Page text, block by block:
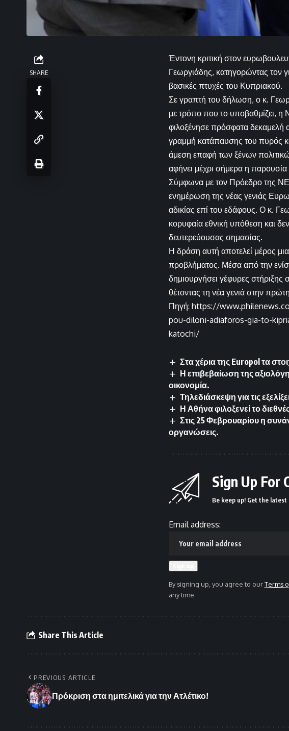
SHARE
Έντονη κριτική στον
Γεωργιάδης, κατηγορώντας τον
βασικές πτυχές του Κυπριακού.
Σε γραπτή του δήλωση, ο κ.
με τρόπο που το υποβαθμίζει,
φιλοξένησε πρόσφατα δεκαμελή
γραμμή κατάπαυσης του πυρός
άμεση επαφή των ξένων
αφήνει μέχρι σήμερα η
Σύμφωνα με τον Πρόεδρο της
ενημέρωση της νέας γενιάς
αδικίας επί του εδάφους. Ο κ.
κορυφαία εθνική υπόθεση και
δευτερεύουσας σημασίας.
Η δράση αυτή αποτελεί μέρος
προβλήματος. Μέσα από την
δημιουργήσει γέφυρες στήριξης
θέτοντας τη νέα γενιά στην
Πηγή: https://
pou-diloni-adiaforos-gia-to-
katochi/
Στα χέρια της Europol τα
Η επιβεβαίωση της
οικονομία.
Τηλεδιάσκεψη για τις
Η Αθήνα φιλοξενεί το
Στις 25 Φεβρουαρίου η
οργανώσεις.
Sign Up For
Be keep up! Get the
Email address:
By signing up, you agree to ourTerms
any time.
Share This Article
PREVIOUS ARTICLE
Πρόκριση στα ημιτελικά για την Ατλέτικο!